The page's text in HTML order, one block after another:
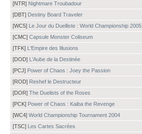
[NTR] Nightmare Troubadour
[DBT] Destiny Board Traveler
[WC5] Le Jour du Duelliste : World Championship 2005
[CMC] Capsule Monster Coliseum
[TFK] L'Empire des Illusions
[DOD] L'Aube de la Destinée
[PCJ] Power of Chaos : Joey the Passion
[ROD] Reshef le Destructeur
[DOR] The Duelists of the Roses
[PCK] Power of Chaos : Kaiba the Revenge
[WC4] World Championship Tournament 2004
[TSC] Les Cartes Sacrées